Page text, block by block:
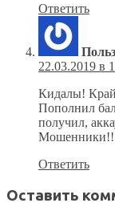
Ответить
22.03.2019 в
Кидалы!
Пополнил
получил,
Ответить
Оставить